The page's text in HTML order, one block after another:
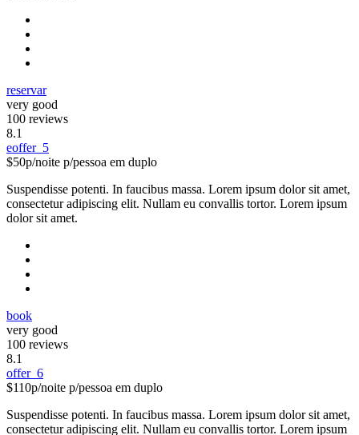
reservar
very good
100 reviews
8.1
eoffer_5
$50p/noite p/pessoa em duplo
Suspendisse potenti. In faucibus massa. Lorem ipsum dolor sit amet,
consectetur adipiscing elit. Nullam eu convallis tortor. Lorem ipsum
dolor sit amet.
book
very good
100 reviews
8.1
offer_6
$110p/noite p/pessoa em duplo
Suspendisse potenti. In faucibus massa. Lorem ipsum dolor sit amet,
consectetur adipiscing elit. Nullam eu convallis tortor. Lorem ipsum